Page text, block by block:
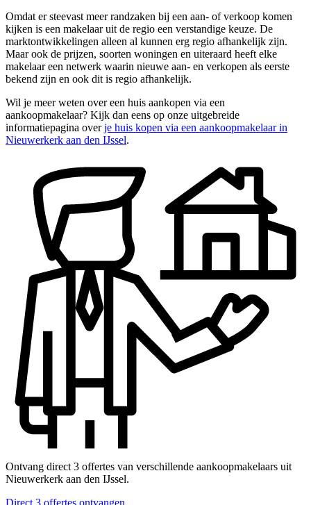
Omdat er steevast meer randzaken bij een aan- of verkoop komen
kijken is een makelaar uit de regio een verstandige keuze. De
marktontwikkelingen alleen al kunnen erg regio afhankelijk zijn.
Maar ook de prijzen, soorten woningen en uiteraard heeft elke
makelaar een netwerk waarin nieuwe aan- en verkopen als eerste
bekend zijn en ook dit is regio afhankelijk.
Wil je meer weten over een huis aankopen via een
aankoopmakelaar? Kijk dan eens op onze uitgebreide
informatiepagina overje huis kopen via een aankoopmakelaar in
Nieuwerkerk aan den IJssel.
Ontvang direct 3 offertes van verschillende aankoopmakelaars uit
Nieuwerkerk aan den IJssel.